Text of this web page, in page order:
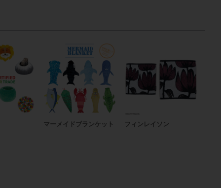
マーメイドブランケット フィンレイソン